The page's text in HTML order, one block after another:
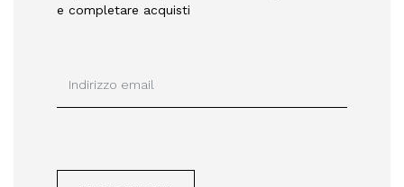
e completare acquisti